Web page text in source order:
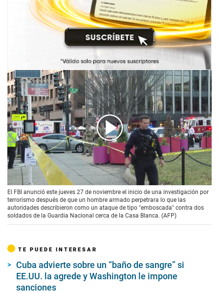
00:00 01:49
El FBI anunció este jueves 27 de noviembre el inicio de una investigación por
terrorismo después de que un hombre armado perpetrara lo que las
autoridades describieron como un ataque de tipo "emboscada" contra dos
soldados de la Guardia Nacional cerca de la Casa Blanca. (AFP)
TE PUEDE INTERESAR
Cuba advierte sobre un “baño de sangre” si
EE.UU. la agrede y Washington le impone
sanciones